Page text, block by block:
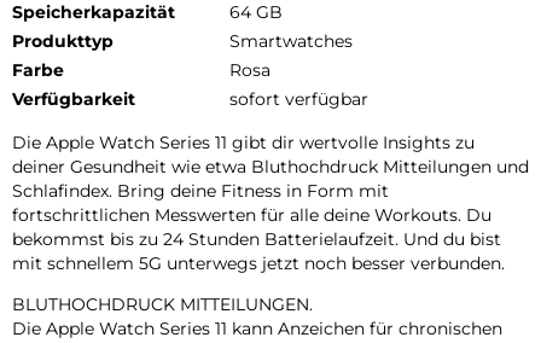
Speicherkapazität
64 GB
Produkttyp
Smartwatches
Farbe
Rosa
Verfügbarkeit
sofort verfügbar
Die Apple Watch Series 11 gibt dir wertvolle Insights zu
deiner Gesundheit wie etwa Bluthochdruck Mitteilungen und
Schlafindex. Bring deine Fitness in Form mit
fortschrittlichen Messwerten für alle deine Workouts. Du
bekommst bis zu 24 Stunden Batterielaufzeit. Und du bist
mit schnellem 5G unterwegs jetzt noch besser verbunden.
BLUTHOCHDRUCK MITTEILUNGEN.
Die Apple Watch Series 11 kann Anzeichen für chronischen